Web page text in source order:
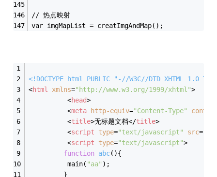
// 热点映射
var imgMapList = creatImgAndMap();
<!DOCTYPE html PUBLIC
"-//W3C//DTD XHTML 1.0
<html xmlns="http://www.w3.org/1999/xhtml">
<head>
<meta http-equiv="Content-Type"
<title>无标题文档</title>
<script type="text/javascript" src=
<script type="text/javascript">
function abc( ){
          main(
"aa" );
         }